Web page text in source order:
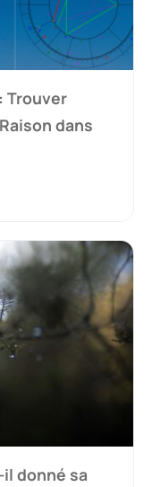
Trouver
dans
donné sa